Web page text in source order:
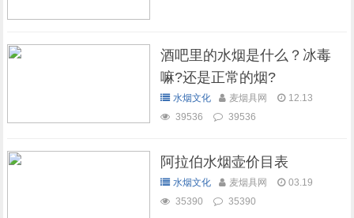
酒吧里的水烟是什么？冰毒
嘛?还是正常的烟?
水烟文化 麦烟具网
12.13
39536
39536
阿拉伯水烟壶价目表
水烟文化 麦烟具网
03.19
35390
35390